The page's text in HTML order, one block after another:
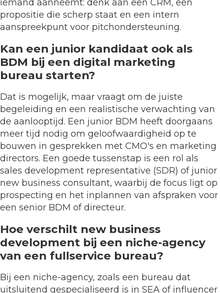
iemand aanneemt: denk aan een CRM, een
propositie die scherp staat en een intern
aanspreekpunt voor pitchondersteuning.
Kan een junior kandidaat ook als
BDM bij een digital marketing
bureau starten?
Dat is mogelijk, maar vraagt om de juiste
begeleiding en een realistische verwachting van
de aanlooptijd. Een junior BDM heeft doorgaans
meer tijd nodig om geloofwaardigheid op te
bouwen in gesprekken met CMO's en marketing
directors. Een goede tussenstap is een rol als
sales development representative (SDR) of junior
new business consultant, waarbij de focus ligt op
prospecting en het inplannen van afspraken voor
een senior BDM of directeur.
Hoe verschilt new business
development bij een niche-agency
van een fullservice bureau?
Bij een niche-agency, zoals een bureau dat
uitsluitend gespecialiseerd is in SEA of influencer